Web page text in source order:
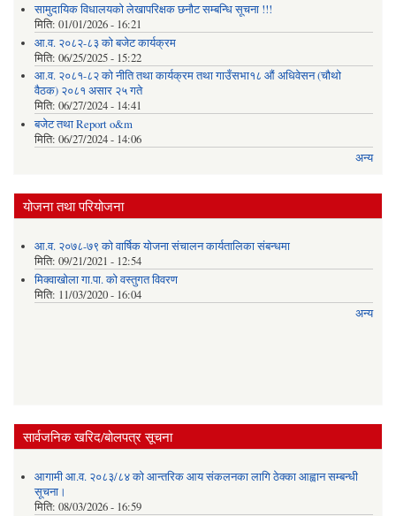
सामुदायिक विधालयको लेखापरिक्षक छनौट सम्बन्धि सूचना !!!
मिति: 01/01/2026 - 16:21
आ.व. २०८२-८३ को बजेट कार्यक्रम
मिति: 06/25/2025 - 15:22
आ.व. २०८१-८२ को नीति तथा कार्यक्रम तथा गाउँसभा१८ औं अधिवेसन (चौथो
वैठक) २०८१ असार २५ गते
मिति: 06/27/2024 - 14:41
बजेट तथा Report o&m
मिति: 06/27/2024 - 14:06
अन्य
योजना तथा परियोजना
आ.व. २०७८-७९ को वार्षिक योजना संचालन कार्यतालिका संबन्धमा
मिति: 09/21/2021 - 12:54
मिक्वाखोला गा.पा. को वस्तुगत विवरण
मिति: 11/03/2020 - 16:04
अन्य
सार्वजनिक खरिद/बोलपत्र सूचना
आगामी आ.व. २०८३/८४ को आन्तरिक आय संकलनका लागि ठेक्का आह्वान सम्बन्धी
सूचना।
मिति: 08/03/2026 - 16:59